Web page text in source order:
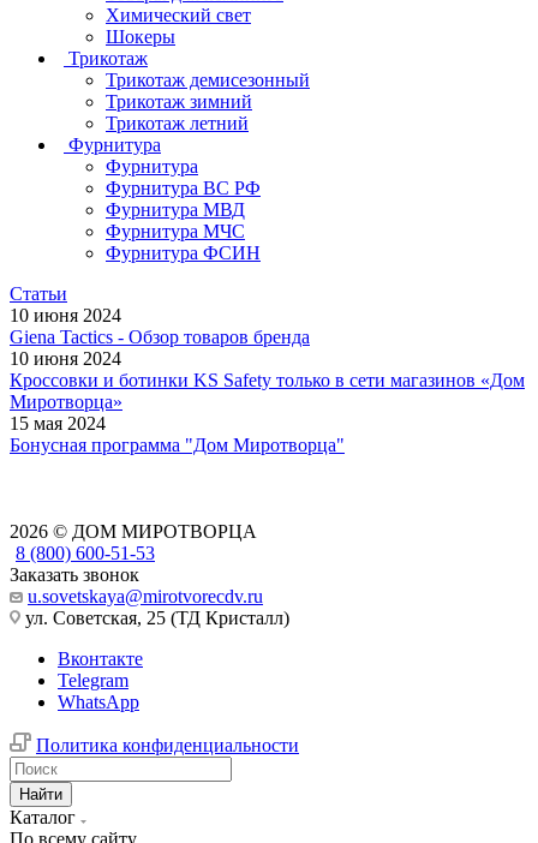
Химический свет
Шокеры
Трикотаж
Трикотаж демисезонный
Трикотаж зимний
Трикотаж летний
Фурнитура
Фурнитура
Фурнитура ВС РФ
Фурнитура МВД
Фурнитура МЧС
Фурнитура ФСИН
Статьи
10 июня 2024
Giena Tactics - Обзор товаров бренда
10 июня 2024
Кроссовки и ботинки KS Safety только в сети магазинов «Дом
Миротворца»
15 мая 2024
Бонусная программа "Дом Миротворца"
2026 © ДОМ МИРОТВОРЦА
8 (800) 600-51-53
Заказать звонок
u.sovetskaya@mirotvorecdv.ru
ул. Советская, 25 (ТД Кристалл)
Вконтакте
Telegram
WhatsApp
Политика конфиденциальности
Найти
Каталог
По всему сайту